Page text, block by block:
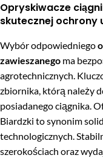
Opryskiwacze
skutecznej ochrony
Wybór odpowiedniego
zawieszanego ma
agrotechnicznych.
zbiornika, którą należy
posiadanego ciągnika.
Biardzki to synonim
technologicznych.
szerokościach oraz